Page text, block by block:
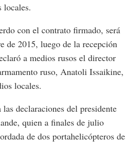
locales.
con el contrato firmado, será
de 2015, luego de la recepción
a medios rusos el director
ruso, Anatoli Issaikine,
locales.
declaraciones del presidente
quien a finales de julio
de dos portahelicópteros de